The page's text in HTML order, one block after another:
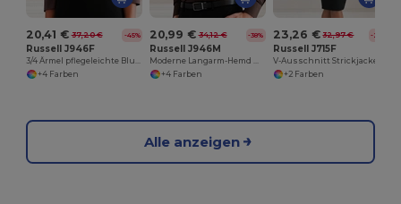
20,41 € 37,20 € -45%
Russell J946F
3/4 Ärmel pflegeleichte Bluse
+4 Farben
20,99 € 34,12 € -38%
Russell J946M
Moderne Langarm-Hemd mit Komfortstretch
+4 Farben
23,26 € 32,97 € -29%
Russell J715F
V-Ausschnitt Strickjacke
+2 Farben
Alle anzeigen